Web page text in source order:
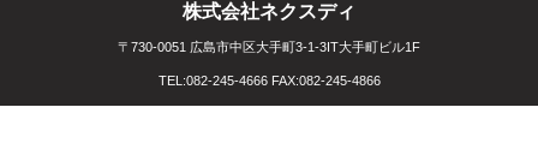
株式会社ネクスディ
〒730-0051 広島市中区大手町3-1-3IT大手町ビル1F
TEL:082-245-4666FAX:082-245-4866